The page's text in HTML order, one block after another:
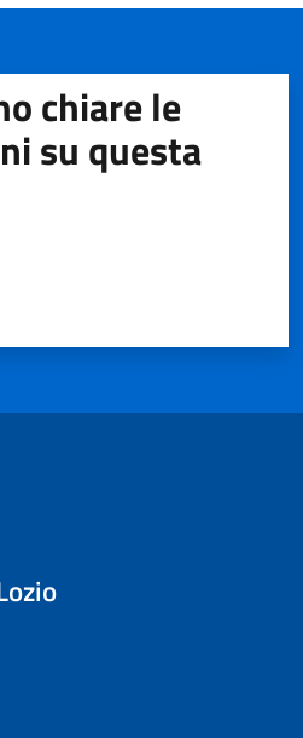
chiare le
su questa